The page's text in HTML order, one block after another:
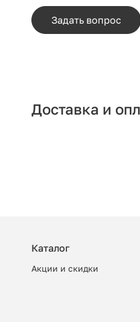
Задать вопрос
Доставка и
Каталог
Акции и скидки